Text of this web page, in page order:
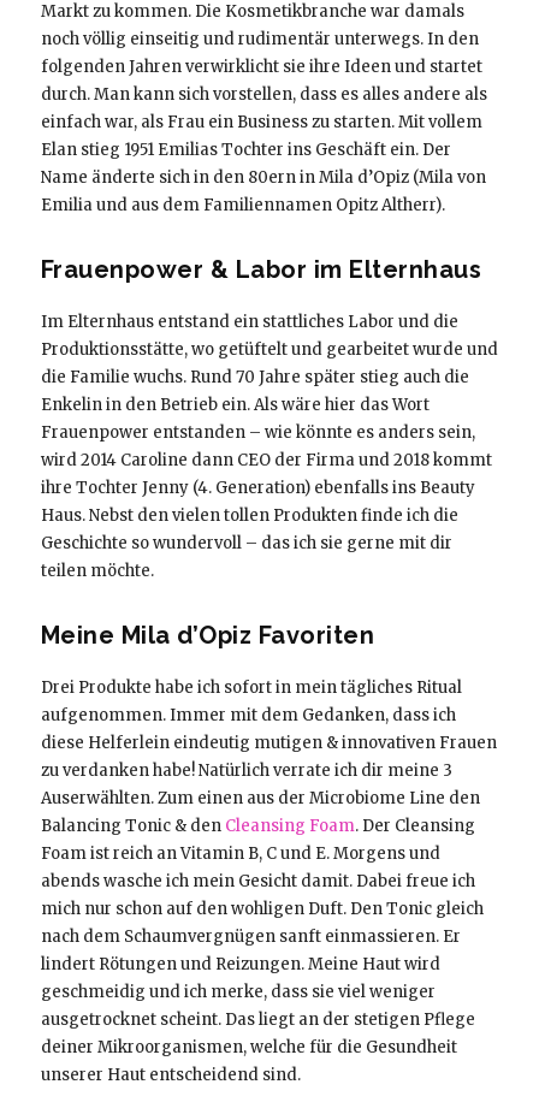
Markt zu kommen. Die Kosmetikbranche war damals
noch völlig einseitig und rudimentär unterwegs. In den
folgenden Jahren verwirklicht sie ihre Ideen und startet
durch. Man kann sich vorstellen, dass es alles andere als
einfach war, als Frau ein Business zu starten. Mit vollem
Elan stieg 1951 Emilias Tochter ins Geschäft ein. Der
Name änderte sich in den 80ern in Mila d’Opiz (Mila von
Emilia und aus dem Familiennamen Opitz Altherr).
Frauenpower & Labor im Elternhaus
Im Elternhaus entstand ein stattliches Labor und die
Produktionsstätte, wo getüftelt und gearbeitet wurde und
die Familie wuchs. Rund 70 Jahre später stieg auch die
Enkelin in den Betrieb ein. Als wäre hier das Wort
Frauenpower entstanden – wie könnte es anders sein,
wird 2014 Caroline dann CEO der Firma und 2018 kommt
ihre Tochter Jenny (4. Generation) ebenfalls ins Beauty
Haus. Nebst den vielen tollen Produkten finde ich die
Geschichte so wundervoll – das ich sie gerne mit dir
teilen möchte.
Meine Mila d’Opiz Favoriten
Drei Produkte habe ich sofort in mein tägliches Ritual
aufgenommen. Immer mit dem Gedanken, dass ich
diese Helferlein eindeutig mutigen & innovativen Frauen
zu verdanken habe! Natürlich verrate ich dir meine 3
Auserwählten. Zum einen aus der Microbiome Line den
Balancing Tonic & den Cleansing Foam. Der Cleansing
Foam ist reich an Vitamin B, C und E. Morgens und
abends wasche ich mein Gesicht damit. Dabei freue ich
mich nur schon auf den wohligen Duft. Den Tonic gleich
nach dem Schaumvergnügen sanft einmassieren. Er
lindert Rötungen und Reizungen. Meine Haut wird
geschmeidig und ich merke, dass sie viel weniger
ausgetrocknet scheint. Das liegt an der stetigen Pflege
deiner Mikroorganismen, welche für die Gesundheit
unserer Haut entscheidend sind.